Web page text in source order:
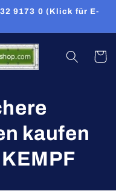
9173 0 (Klick für E-
kaufen